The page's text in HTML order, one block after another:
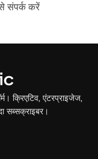
संपर्क करें
क्रिएटिव, एंटरप्राइजेज,
सब्सक्राइबर।